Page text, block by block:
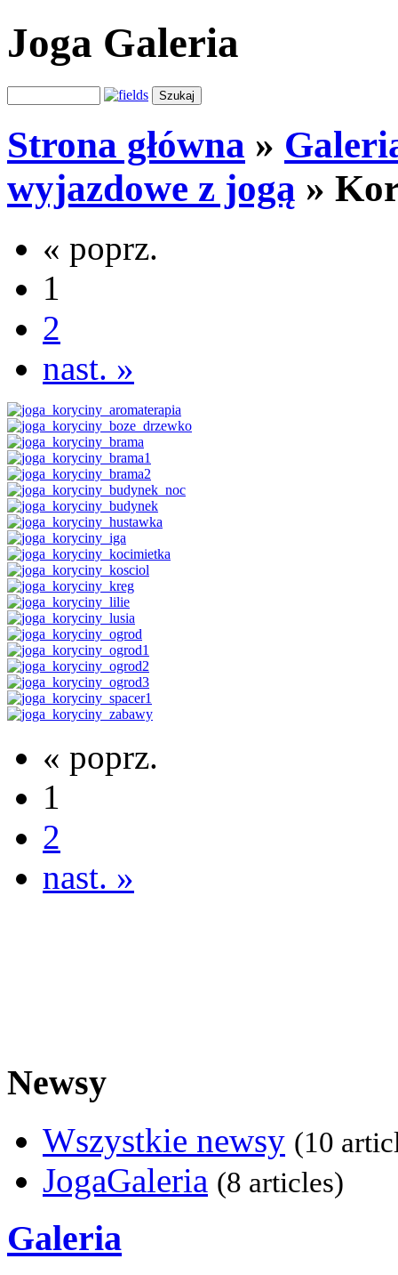
Joga Galeria
Strona główna »
wyjazdowe z jogą »
« poprz.
1
2
nast. »
« poprz.
1
2
nast. »
Newsy
Wszystkie newsy (10
JogaGaleria (8 articles)
Galeria